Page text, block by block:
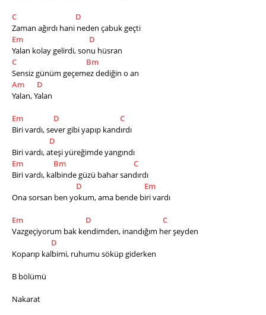
C
D
Zaman ağırdı hani neden çabuk geçti
Em
D
Yalan kolay gelirdi, sonu hüsran
C
Bm
Sensiz günüm geçemez dediğin o an
Am
D
Yalan, Yalan
Em D
C
Biri vardı, sever gibi yapıp kandırdı
D
Biri vardı, ateşi yüreğimde yangındı
Em
Bm
C
Biri vardı, kalbinde güzü bahar sandırdı
D
Em
Ona sorsan ben yokum, ama bende biri vardı
Em D
C
Vazgeçiyorum bak kendimden, inandığım her şeyden
D
Koparıp kalbimi, ruhumu söküp giderken
B bölümü
Nakarat